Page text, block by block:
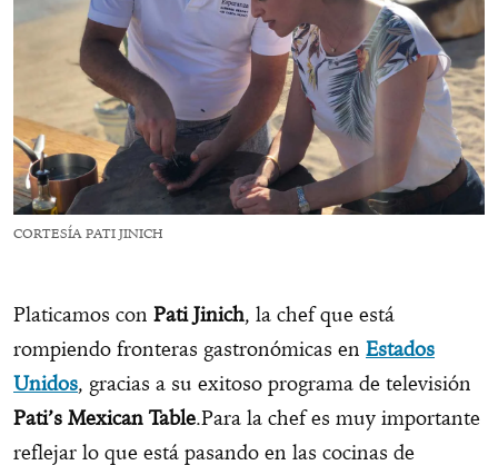
CORTESÍA PATI JINICH
Platicamos con Pati Jinich, la chef que está
rompiendo fronteras gastronómicas en Estados
Unidos, gracias a su exitoso programa de televisión
Pati’s Mexican Table.Para la chef es muy importante
reflejar lo que está pasando en las cocinas de